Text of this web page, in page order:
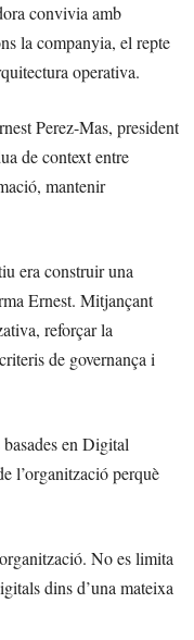
convivia amb
la companyia, el repte
operativa.
Perez-Mas, president
de context entre
mantenir
era construir una
Ernest. Mitjançant
reforçar la
de governança i
en Digital
l’organització perquè
No es limita
dins d’una mateixa